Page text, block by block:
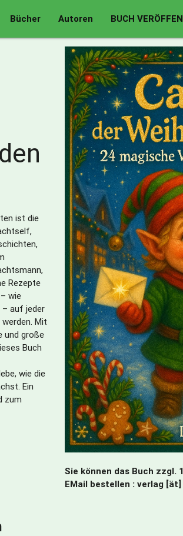
Bücher Autoren BUCH
ist die
Rezepte
wie
– auf jeder
Mit
und große
Buch
wie die
Ein
zum
Sie können das Buch zzgl.
EMail bestellen : verlag